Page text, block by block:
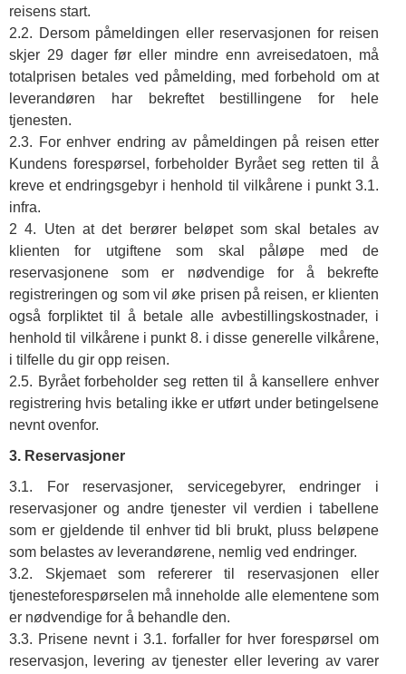
reisens start.
2.2. Dersom påmeldingen eller reservasjonen for reisen
skjer 29 dager før eller mindre enn avreisedatoen, må
totalprisen betales ved påmelding, med forbehold om at
leverandøren har bekreftet bestillingene for hele
tjenesten.
2.3. For enhver endring av påmeldingen på reisen etter
Kundens forespørsel, forbeholder Byrået seg retten til å
kreve et endringsgebyr i henhold til vilkårene i punkt 3.1.
infra.
2 4. Uten at det berører beløpet som skal betales av
klienten for utgiftene som skal påløpe med de
reservasjonene som er nødvendige for å bekrefte
registreringen og som vil øke prisen på reisen, er klienten
også forpliktet til å betale alle avbestillingskostnader, i
henhold til vilkårene i punkt 8. i disse generelle vilkårene,
i tilfelle du gir opp reisen.
2.5. Byrået forbeholder seg retten til å kansellere enhver
registrering hvis betaling ikke er utført under betingelsene
nevnt ovenfor.
3. Reservasjoner
3.1. For reservasjoner, servicegebyrer, endringer i
reservasjoner og andre tjenester vil verdien i tabellene
som er gjeldende til enhver tid bli brukt, pluss beløpene
som belastes av leverandørene, nemlig ved endringer.
3.2. Skjemaet som refererer til reservasjonen eller
tjenesteforespørselen må inneholde alle elementene som
er nødvendige for å behandle den.
3.3. Prisene nevnt i 3.1. forfaller for hver forespørsel om
reservasjon, levering av tjenester eller levering av varer